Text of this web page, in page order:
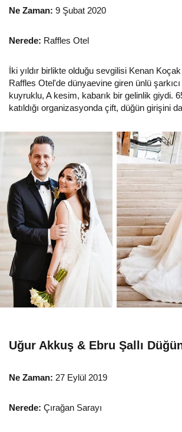
Ne Zaman: 9 Şubat 2020
Nerede: Raffles Otel
İki yıldır birlikte olduğu sevgilisi Kenan
Raffles Otel'de dünyaevine giren ünlü
kuyruklu, A kesim, kabarık bir gelinlik giydi.
katıldığı organizasyonda çift, düğün girişini
Uğur Akkuş & Ebru Şallı
Ne Zaman: 27 Eylül 2019
Nerede: Çırağan Sarayı